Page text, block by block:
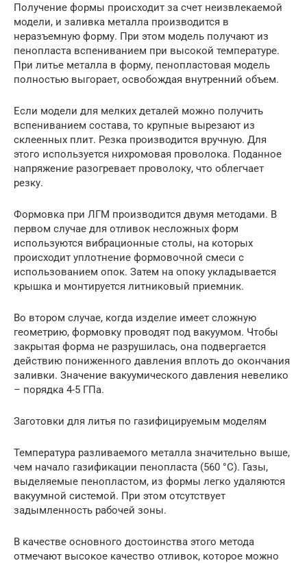
Получение формы происходит за счет неизвлекаемой
модели, и заливка металла производится в
неразъемную форму. При этом модель получают из
пенопласта вспениванием при высокой температуре.
При литье металла в форму, пенопластовая модель
полностью выгорает, освобождая внутренний объем.
Если модели для мелких деталей можно получить
вспениванием состава, то крупные вырезают из
склеенных плит. Резка производится вручную. Для
этого используется нихромовая проволока. Поданное
напряжение разогревает проволоку, что облегчает
резку.
Формовка при ЛГМ производится двумя методами. В
первом случае для отливок несложных форм
используются вибрационные столы, на которых
происходит уплотнение формовочной смеси с
использованием опок. Затем на опоку укладывается
крышка и монтируется литниковый приемник.
Во втором случае, когда изделие имеет сложную
геометрию, формовку проводят под вакуумом. Чтобы
закрытая форма не разрушилась, она подвергается
действию пониженного давления вплоть до окончания
заливки. Значение вакуумического давления невелико
– порядка 4-5 ГПа.
Заготовки для литья по газифицируемым моделям
Температура разливаемого металла значительно выше,
чем начало газификации пенопласта (560 °С). Газы,
выделяемые пенопластом, из формы легко удаляются
вакуумной системой. При этом отсутствует
задымленность рабочей зоны.
В качестве основного достоинства этого метода
отмечают высокое качество отливок, которое можно